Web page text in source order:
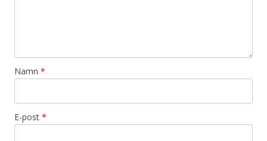
Namn *
E-post *